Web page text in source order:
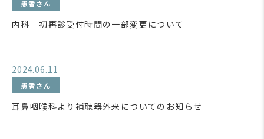
患者さん
内科 初再診受付時間の一部変更について
2024.06.11
患者さん
耳鼻咽喉科より補聴器外来についてのお知らせ